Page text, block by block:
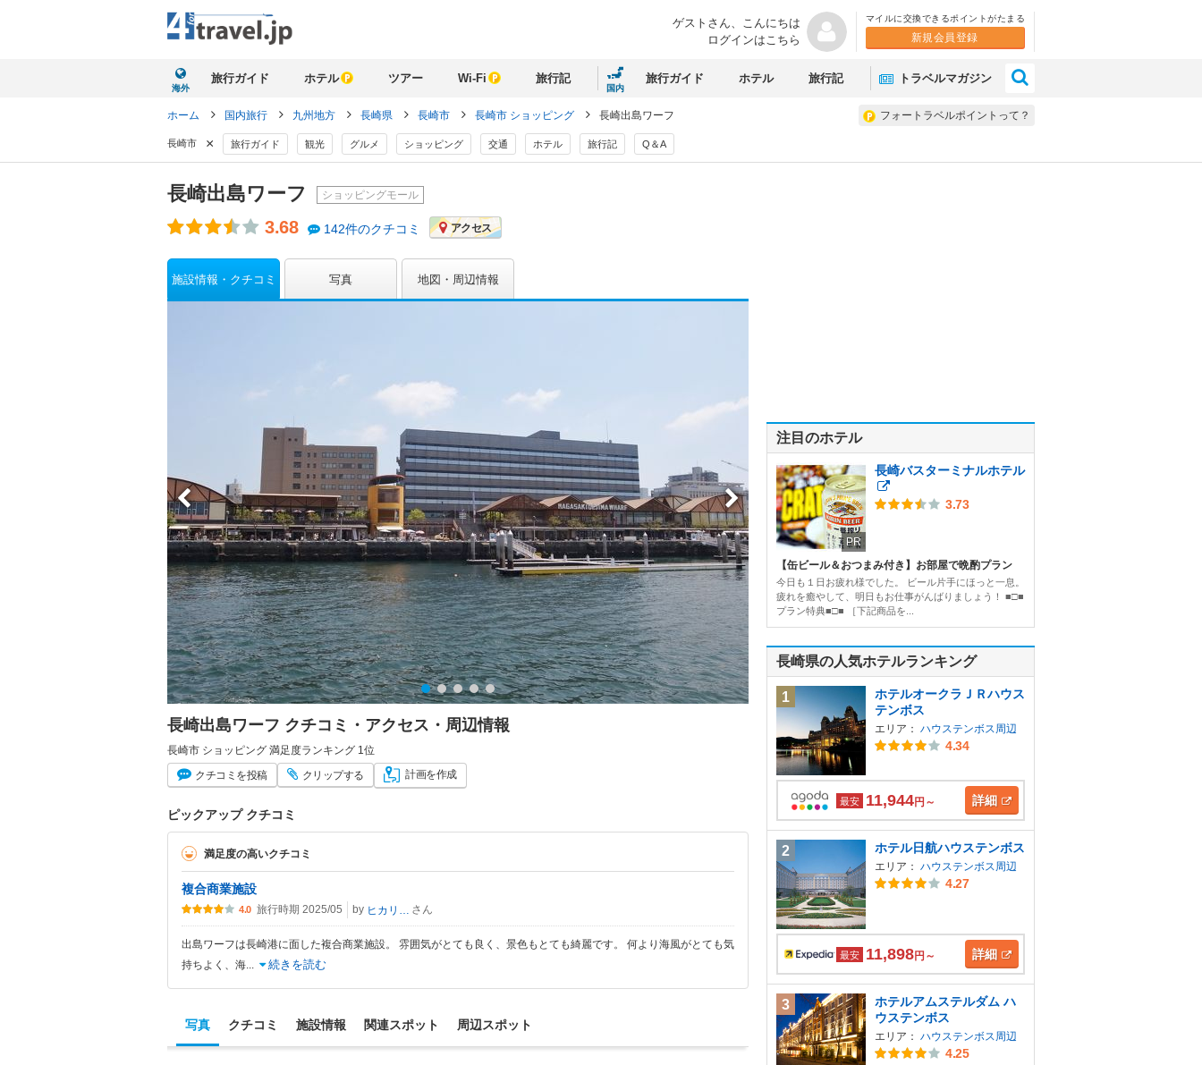
ゲストさん、 こんにちは
ログインはこちら
マイルに交換できるポイントがたまる
新規会員登録
海外
旅行ガイド ホテル ツアー Wi-Fi 旅行記
国内
旅行ガイド ホテル 旅行記 トラベルマガジン
フォートラベルポイントって？
ホーム 国内旅行 九州地方 長崎県 長崎市 長崎市 ショッピング 長崎出島ワーフ
長崎市 × 旅行ガイド 観光 グルメ ショッピング 交通 ホテル 旅行記 Q＆A
長崎出島ワーフ ショッピングモール
3.68 142件のクチコミ アクセス
施設情報・クチコミ 写真 地図・周辺情報
長崎出島ワーフ クチコミ・アクセス・周辺情報
長崎市 ショッピング 満足度ランキング 1位
クチコミ を投稿 クリップする 計画を作成
ピックアップ クチコミ
満足度の高いクチコミ
複合商業施設
4.0 旅行時期 2025/05 by さん
出島ワーフは長崎港に面した複合商業施設。 雰囲気がとても良く、景色もとても綺麗です。 何より海風がとても気
持ちよく、海
続きを読む
写真 クチコミ 施設情報 関連スポット 周辺スポット
注目のホテル
PR
長崎バスターミナルホテル
3.73
【缶ビール＆おつまみ付き】お部屋で晩酌プラン
今日も１日お疲れ様でした。 ビール片手にほっと一息。
疲れを癒やして、明日もお仕事がんばりましょう！ ■□■
プラン特典■□■ ［下記商品を...
長崎県の人気ホテルランキング
1
ホテルオークラＪＲハウス
テンボス
エリア： ハウステンボス周辺
4.34
最安 11,944円～ 詳細
2 ホテル日航ハウステンボス
エリア： ハウステンボス周辺
4.27
最安 11,898円～ 詳細
3
ホテルアムステルダム ハ
ウステンボス
エリア： ハウステンボス周辺
4.25